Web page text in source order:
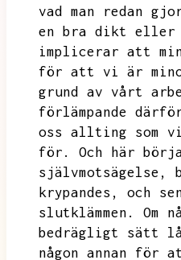
vad man redan
en bra dikt eller
implicerar att
för att vi är
grund av vårt
förlämpande
oss allting som
för.
Och här
självmotsägelse,
krypandes,
och
slutklämmen.
Om
bedrägligt sätt
någon annan för